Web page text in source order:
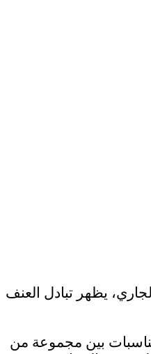
بسرعة وجدية، مع تسجيل فيديو منشور على مواقع التواصل الاجتماعي أمس السبت 19 أبريل الجاري، يظهر تبادل العنف
بين مجموعة من